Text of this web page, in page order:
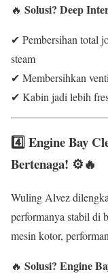
🔥 Solusi? Deep
✔ Pembersihan total
steam
✔ Membersihkan
✔ Kabin jadi lebih
4️⃣ Engine Bay
Bertenaga! ⚙️🔥
Wuling Alvez
performanya stabil di
mesin kotor,
🔥 Solusi? Engine